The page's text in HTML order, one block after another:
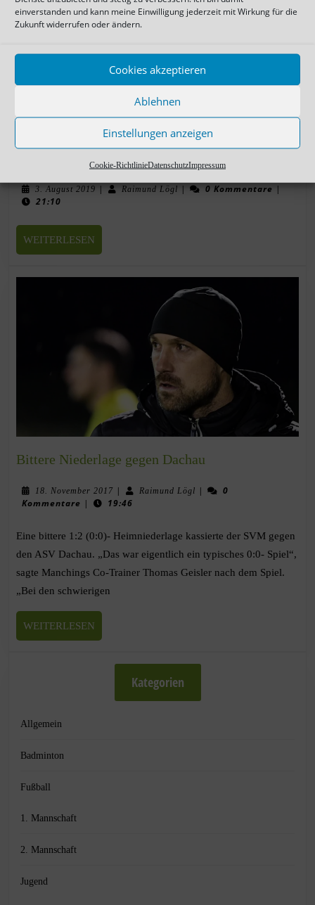
einverstanden und kann meine Einwilligung jederzeit mit Wirkung für die
Zukunft widerrufen oder ändern.
Cookies akzeptieren
Ablehnen
Einstellungen anzeigen
Cookie-RichtlinieDatenschutzImpressum
SVM mit überzeugender Vorstellung
3. August 2019 | Raimund Lögl | 0 Kommentare |
21:10
WEITERLESEN
Bittere Niederlage gegen Dachau
18. November 2017 | Raimund Lögl |
0
Kommentare | 19:46
Eine bittere 1:2 (0:0)- Heimniederlage kassierte der SVM gegen
den ASV Dachau. „Das war eigentlich ein typisches 0:0- Spiel“,
sagte Manchings Co-Trainer Thomas Geisler nach dem Spiel.
„Bei den schwierigen
WEITERLESEN
Kategorien
Allgemein
Badminton
Fußball
1. Mannschaft
2. Mannschaft
Jugend